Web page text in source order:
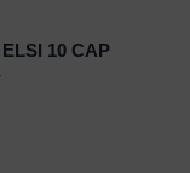
10 CAP